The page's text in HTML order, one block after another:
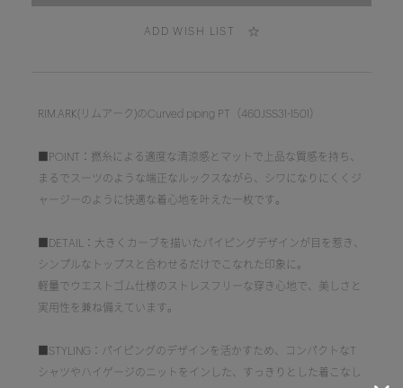
ADD WISH LIST
RIM.ARK(リムアーク)のCurved piping PT（460JSS31-1501）
■POINT：撚糸による適度な清涼感とマットで上品な質感を持ち、
まるでスーツのような端正なルックスながら、シワになりにくくジ
ャージーのように快適な着心地を叶えた一枚です。
■DETAIL：大きくカーブを描いたパイピングデザインが目を惹き、
シンプルなトップスと合わせるだけでこなれた印象に。
軽量でウエストゴム仕様のストレスフリーな穿き心地で、美しさと
実用性を兼ね備えています。
■STYLING：パイピングのデザインを活かすため、コンパクトなT
シャツやハイゲージのニットをインした、すっきりとした着こなし